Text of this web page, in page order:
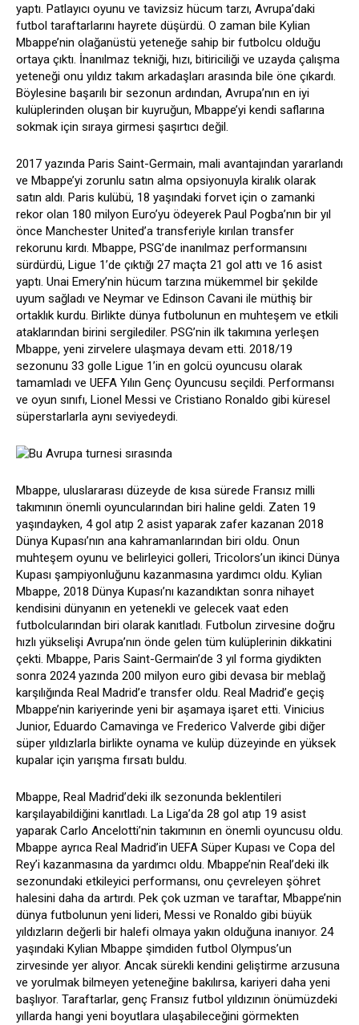
yaptı. Patlayıcı oyunu ve tavizsiz hücum tarzı, Avrupa’daki
futbol taraftarlarını hayrete düşürdü. O zaman bile Kylian
Mbappe’nin olağanüstü yeteneğe sahip bir futbolcu olduğu
ortaya çıktı. İnanılmaz tekniği, hızı, bitiriciliği ve uzayda çalışma
yeteneği onu yıldız takım arkadaşları arasında bile öne çıkardı.
Böylesine başarılı bir sezonun ardından, Avrupa’nın en iyi
kulüplerinden oluşan bir kuyruğun, Mbappe’yi kendi saflarına
sokmak için sıraya girmesi şaşırtıcı değil.
2017 yazında Paris Saint-Germain, mali avantajından yararlandı
ve Mbappe’yi zorunlu satın alma opsiyonuyla kiralık olarak
satın aldı. Paris kulübü, 18 yaşındaki forvet için o zamanki
rekor olan 180 milyon Euro’yu ödeyerek Paul Pogba’nın bir yıl
önce Manchester United’a transferiyle kırılan transfer
rekorunu kırdı. Mbappe, PSG’de inanılmaz performansını
sürdürdü, Ligue 1’de çıktığı 27 maçta 21 gol attı ve 16 asist
yaptı. Unai Emery’nin hücum tarzına mükemmel bir şekilde
uyum sağladı ve Neymar ve Edinson Cavani ile müthiş bir
ortaklık kurdu. Birlikte dünya futbolunun en muhteşem ve etkili
ataklarından birini sergilediler. PSG’nin ilk takımına yerleşen
Mbappe, yeni zirvelere ulaşmaya devam etti. 2018/19
sezonunu 33 golle Ligue 1’in en golcü oyuncusu olarak
tamamladı ve UEFA Yılın Genç Oyuncusu seçildi. Performansı
ve oyun sınıfı, Lionel Messi ve Cristiano Ronaldo gibi küresel
süperstarlarla aynı seviyedeydi.
Mbappe, uluslararası düzeyde de kısa sürede Fransız milli
takımının önemli oyuncularından biri haline geldi. Zaten 19
yaşındayken, 4 gol atıp 2 asist yaparak zafer kazanan 2018
Dünya Kupası’nın ana kahramanlarından biri oldu. Onun
muhteşem oyunu ve belirleyici golleri, Tricolors’un ikinci Dünya
Kupası şampiyonluğunu kazanmasına yardımcı oldu. Kylian
Mbappe, 2018 Dünya Kupası’nı kazandıktan sonra nihayet
kendisini dünyanın en yetenekli ve gelecek vaat eden
futbolcularından biri olarak kanıtladı. Futbolun zirvesine doğru
hızlı yükselişi Avrupa’nın önde gelen tüm kulüplerinin dikkatini
çekti. Mbappe, Paris Saint-Germain’de 3 yıl forma giydikten
sonra 2024 yazında 200 milyon euro gibi devasa bir meblağ
karşılığında Real Madrid’e transfer oldu. Real Madrid’e geçiş
Mbappe’nin kariyerinde yeni bir aşamaya işaret etti. Vinicius
Junior, Eduardo Camavinga ve Frederico Valverde gibi diğer
süper yıldızlarla birlikte oynama ve kulüp düzeyinde en yüksek
kupalar için yarışma fırsatı buldu.
Mbappe, Real Madrid’deki ilk sezonunda beklentileri
karşılayabildiğini kanıtladı. La Liga’da 28 gol atıp 19 asist
yaparak Carlo Ancelotti’nin takımının en önemli oyuncusu oldu.
Mbappe ayrıca Real Madrid’in UEFA Süper Kupası ve Copa del
Rey’i kazanmasına da yardımcı oldu. Mbappe’nin Real’deki ilk
sezonundaki etkileyici performansı, onu çevreleyen şöhret
halesini daha da artırdı. Pek çok uzman ve taraftar, Mbappe’nin
dünya futbolunun yeni lideri, Messi ve Ronaldo gibi büyük
yıldızların değerli bir halefi olmaya yakın olduğuna inanıyor. 24
yaşındaki Kylian Mbappe şimdiden futbol Olympus’un
zirvesinde yer alıyor. Ancak sürekli kendini geliştirme arzusuna
ve yorulmak bilmeyen yeteneğine bakılırsa, kariyeri daha yeni
başlıyor. Taraftarlar, genç Fransız futbol yıldızının önümüzdeki
yıllarda hangi yeni boyutlara ulaşabileceğini görmekten